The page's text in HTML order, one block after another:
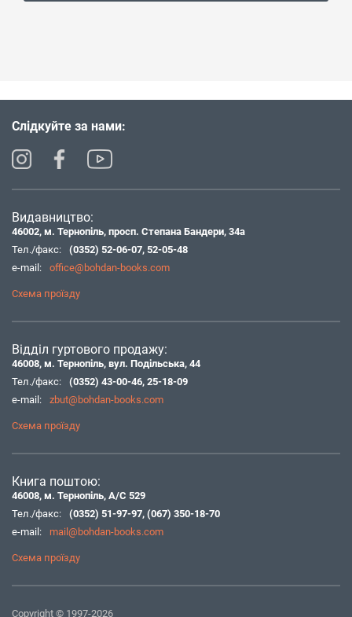
Слідкуйте за нами:
Видавництво:
46002, м. Тернопіль, просп. Степана Бандери, 34а
Тел./факс:
(0352) 52-06-07, 52-05-48
e-mail:
office@bohdan-books.com
Схема проїзду
Відділ гуртового продажу:
46008, м. Тернопіль, вул. Подільська, 44
Тел./факс:
(0352) 43-00-46, 25-18-09
e-mail:
zbut@bohdan-books.com
Схема проїзду
Книга поштою:
46008, м. Тернопіль, А/С 529
Тел./факс:
(0352) 51-97-97, (067) 350-18-70
e-mail:
mail@bohdan-books.com
Схема проїзду
Copyright © 1997-2026